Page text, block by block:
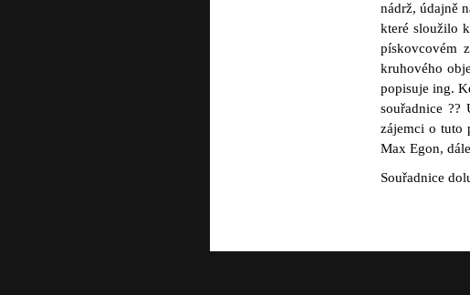
nádrž, údajně
které sloužilo
pískovcovém
kruhového
popisuje ing.
souřadnice ??
zájemci o tuto
Max Egon,
Souřadnice